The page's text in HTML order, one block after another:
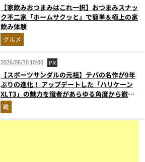
【家飲みおつまみはこれ一択】おつまみスナッ
ク不二家「ホームサクッと」で簡単＆極上の家
飲み体験
グルメ
2026/06/30 10:00 PR
【スポーツサンダルの元祖】テバの名作が9年
ぶりの進化！ アップデートした「ハリケーン
XLT3」の魅力を識者があらゆる角度から徹底
解説！
靴